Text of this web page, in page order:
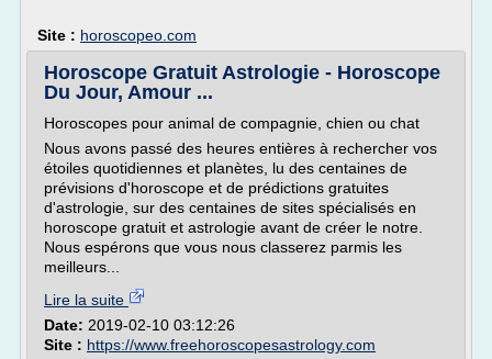
Site : horoscopeo.com
Horoscope Gratuit Astrologie - Horoscope
Du Jour, Amour ...
Horoscopes pour animal de compagnie, chien ou chat
Nous avons passé des heures entières à rechercher vos
étoiles quotidiennes et planètes, lu des centaines de
prévisions d'horoscope et de prédictions gratuites
d'astrologie, sur des centaines de sites spécialisés en
horoscope gratuit et astrologie avant de créer le notre.
Nous espérons que vous nous classerez parmis les
meilleurs...
Lire la suite
Date: 2019-02-10 03:12:26
Site : https://www.freehoroscopesastrology.com